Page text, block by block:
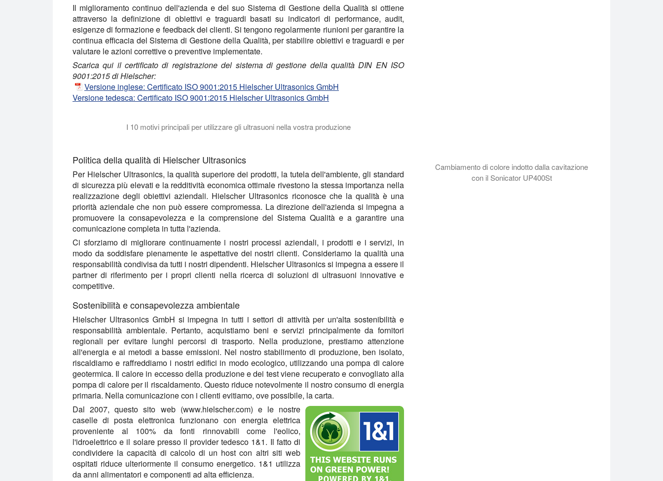
Il miglioramento continuo dell'azienda e del suo Sistema di Gestione della Qualità si ottiene
attraverso la definizione di obiettivi e traguardi basati su indicatori di performance, audit,
esigenze di formazione e feedback dei clienti. Si tengono regolarmente riunioni per garantire la
continua efficacia del Sistema di Gestione della Qualità, per stabilire obiettivi e traguardi e per
valutare le azioni correttive o preventive implementate.
Scarica qui il certificato di registrazione del sistema di gestione della qualità DIN EN ISO
9001:2015 di Hielscher:
Versione inglese: Certificato ISO 9001:2015 Hielscher Ultrasonics GmbH
Versione tedesca: Certificato ISO 9001:2015 Hielscher Ultrasonics GmbH
I 10 motivi principali per utilizzare gli ultrasuoni nella vostra produzione
Politica della qualità di Hielscher Ultrasonics
Per Hielscher Ultrasonics, la qualità superiore dei prodotti, la tutela dell'ambiente, gli standard
di sicurezza più elevati e la redditività economica ottimale rivestono la stessa importanza nella
realizzazione degli obiettivi aziendali. Hielscher Ultrasonics riconosce che la qualità è una
priorità aziendale che non può essere compromessa. La direzione dell'azienda si impegna a
promuovere la consapevolezza e la comprensione del Sistema Qualità e a garantire una
comunicazione completa in tutta l'azienda.
Ci sforziamo di migliorare continuamente i nostri processi aziendali, i prodotti e i servizi, in
modo da soddisfare pienamente le aspettative dei nostri clienti. Consideriamo la qualità una
responsabilità condivisa da tutti i nostri dipendenti. Hielscher Ultrasonics si impegna a essere il
partner di riferimento per i propri clienti nella ricerca di soluzioni di ultrasuoni innovative e
competitive.
Sostenibilità e consapevolezza ambientale
Hielscher Ultrasonics GmbH si impegna in tutti i settori di attività per un'altasostenibilità e
responsabilità ambientale. Pertanto, acquistiamo beni e servizi principalmente da fornitori
regionali per evitare lunghi percorsi di trasporto. Nella produzione, prestiamo attenzione
all'energia e ai metodi a basse emissioni. Nel nostro stabilimento di produzione, ben isolato,
riscaldiamo e raffreddiamo i nostri edifici in modo ecologico, utilizzando una pompa di calore
geotermica. Il calore in eccesso della produzione e dei test viene recuperato e convogliato alla
pompa di calore per il riscaldamento. Questo riduce notevolmente il nostro consumo di energia
primaria. Nella comunicazione con i clienti evitiamo, ove possibile, la carta.
Dal 2007, questo sito web (www.hielscher.com) e le nostre
caselle di posta elettronica funzionano con energia elettrica
proveniente al 100% da fonti rinnovabili come l'eolico,
l'idroelettrico e il solare presso il provider tedesco 1&1. Il fatto di
condividere la capacità di calcolo di un host con altri siti web
ospitati riduce ulteriormente il consumo energetico. 1&1 utilizza
da anni alimentatori e componenti ad alta efficienza.
Cambiamento di colore indotto dalla cavitazione
con il Sonicator UP400St